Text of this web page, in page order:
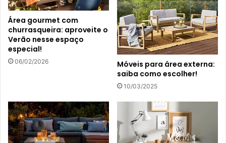
Área gourmet com
churrasqueira: aproveite o
Verão nesse espaço
especial!
06/02/2026
Móveis para área externa:
saiba como escolher!
10/03/2025